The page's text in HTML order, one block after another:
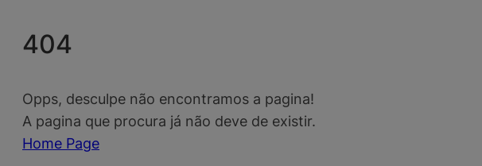
404
Opps, desculpe não encontramos a pagina!
A pagina que procura já não deve de existir.
Home Page